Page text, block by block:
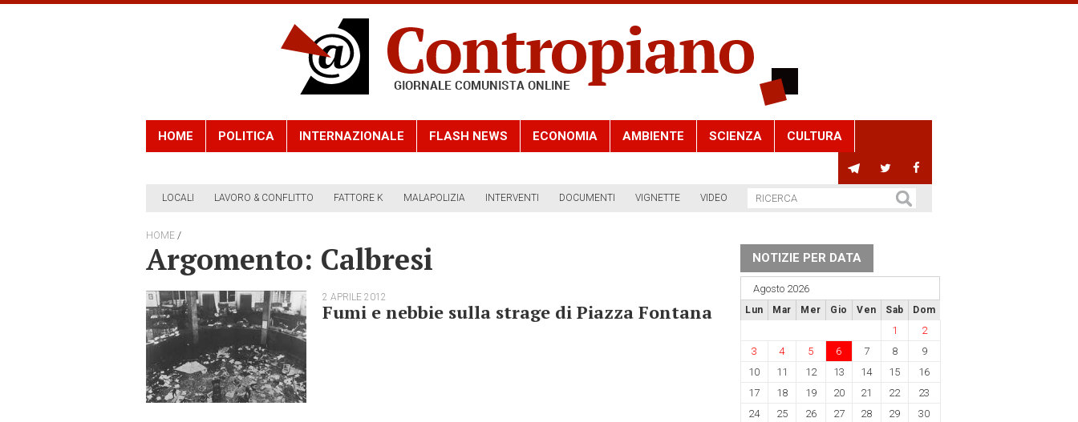
HOME POLITICA INTERNAZIONALE FLASH NEWS ECONOMIA AMBIENTE SCIENZA CULTURA
LOCALI LAVORO & CONFLITTO FATTORE K MALAPOLIZIA INTERVENTI DOCUMENTI VIGNETTE VIDEO
HOME /
Argomento: Calbresi
2 APRILE 2012
Fumi e nebbie sulla strage di Piazza Fontana
NOTIZIE PER DATA
Agosto 2026
Lun Mar Mer Gio Ven Sab Dom
1
2
3
4 5 6 7 8
9
10
11 12 13 14 15
16
17
18 19 20 21 22
23
24
25 26 27 28 29
30